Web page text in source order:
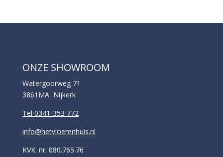
ONZE SHOWROOM
Watergoorweg 71
3861MA Nijkerk
Tel 0341-353 772
info@hetvloerenhuis.nl
KVK. nr: 080.765.76